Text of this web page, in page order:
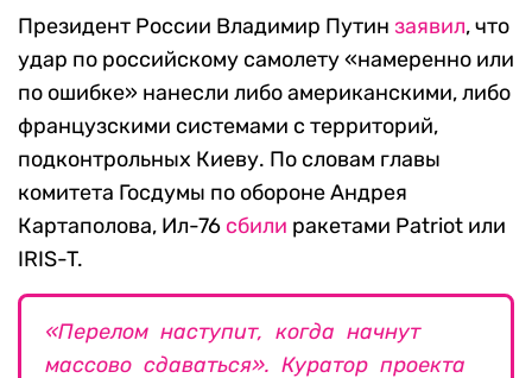
Президент России Владимир Путин заявил, что
удар по российскому самолету «намеренно или
по ошибке» нанесли либо американскими, либо
французскими системами с территорий,
подконтрольных Киеву. По словам главы
комитета Госдумы по обороне Андрея
Картаполова, Ил-76 сбили ракетами Patriot или
IRIS-T.
«Перелом наступит, когда начнут
массово сдаваться». Куратор проекта